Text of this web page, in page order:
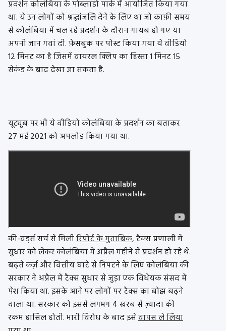
प्रदर्शन कोलंबिया के पोब्लाडो पार्क में आयोजित किया गया
था. ये उन लोगों को श्रद्धांजलि देने के लिए था जो काफ़ी समय
से कोलंबिया में चल रहे प्रदर्शन के दौरान गायब हो गए या
अपनी जान गवां दी. फ़ेसबुक पर पोस्ट किया गया ये वीडियो
12 मिनट का है जिसमें वायरल क्लिप का हिस्सा 1 मिनट 15
सेकंड के बाद देखा जा सकता है.
यूट्यूब पर भी ये वीडियो कोलंबिया के प्रदर्शन का बताकर
27 मई 2021 को अपलोड किया गया था.
की-वर्ड्स सर्च से मिलीरिपोर्ट के मुताबिक, टैक्स प्रणाली में
सुधार को लेकर कोलंबिया में अप्रैल महीने से प्रदर्शन हो रहे थे.
बढ़ते कर्ज़ और वित्तीय घाटे से निपटने के लिए कोलंबिया की
सरकार ने अप्रैल में टैक्स सुधार से जुड़ा एक विधेयक संसद में
पेश किया था. इसके आने पर लोगों पर टैक्स का बोझ बढ़ने
वाला था. सरकार को इससे लगभग 4 खरब से ज़्यादा की
रकम हासिल होती. भारी विरोध के बाद इसेवापस ले लिया